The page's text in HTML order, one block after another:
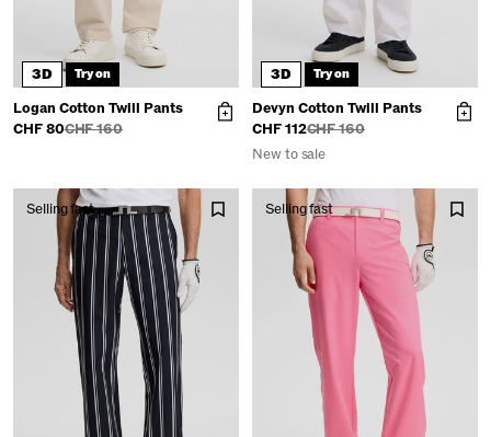
3D Try on
Logan Cotton Twill Pants
CHF 80CHF 160
3D Try on
Devyn Cotton Twill Pants
CHF 112CHF 160
New to sale
Selling fast Selling fast